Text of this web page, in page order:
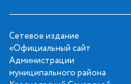
Сетевое издание
«Официальный сайт
Администрации
муниципального района